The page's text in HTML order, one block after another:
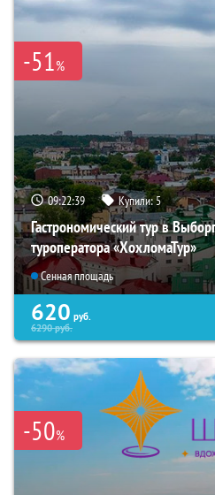
-51%
09:22:37 Купили:5
Гастрономический тур в
туроператора «ХохломаТур»
Сенная площадь
620 руб.
6290руб.
-50%